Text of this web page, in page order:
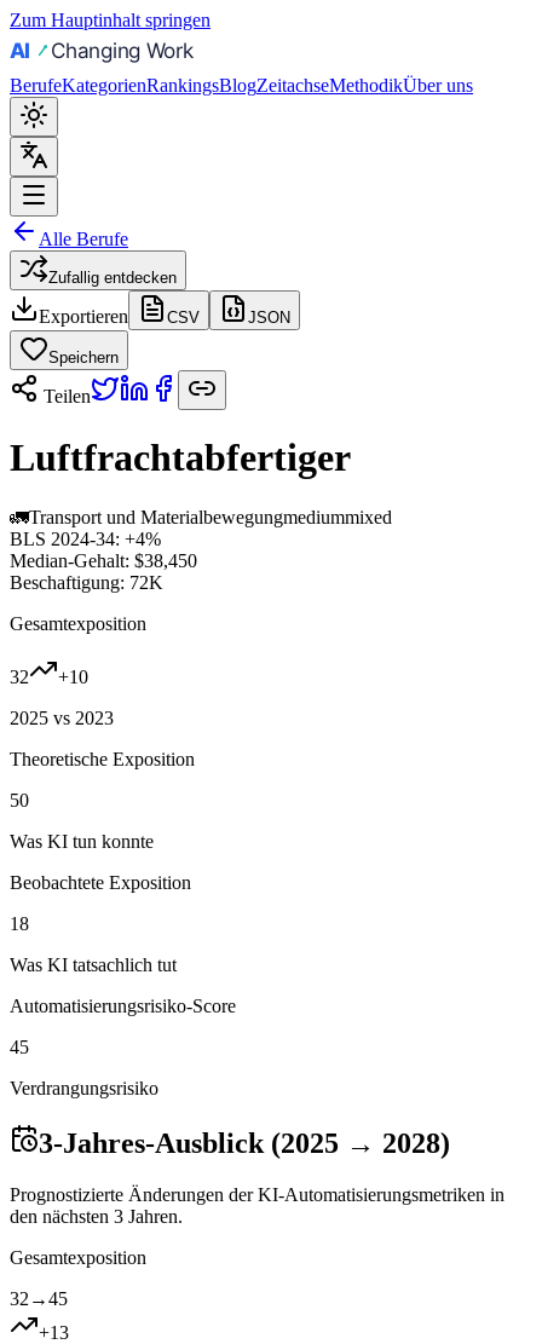
Zum Hauptinhalt springen
BerufeKategorienRankingsBlogZeitachseMethodikÜber uns
Alle Berufe
Zufallig entdecken
Exportieren CSV JSON
Speichern
Teilen
Luftfrachtabfertiger
🚛Transport und Materialbewegungmediummixed
BLS 2024-34: +4%
Median-Gehalt: $38,450
Beschaftigung: 72K
Gesamtexposition
32 +10
2025 vs 2023
Theoretische Exposition
50
Was KI tun konnte
Beobachtete Exposition
18
Was KI tatsachlich tut
Automatisierungsrisiko-Score
45
Verdrangungsrisiko
3-Jahres-Ausblick (2025 → 2028)
Prognostizierte Änderungen der KI-Automatisierungsmetriken in
den nächsten 3 Jahren.
Gesamtexposition
32 →45
+13